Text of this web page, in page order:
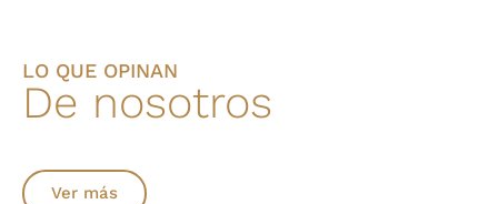
LO QUE OPINAN
De nosotros
Ver más